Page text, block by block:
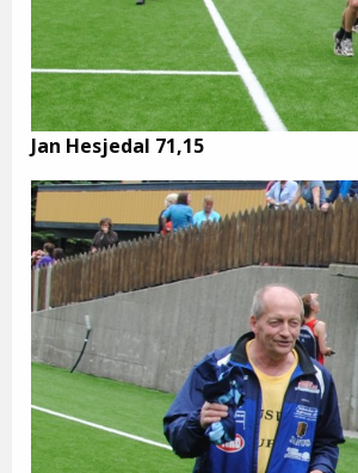
Jan Hesjedal 71,15